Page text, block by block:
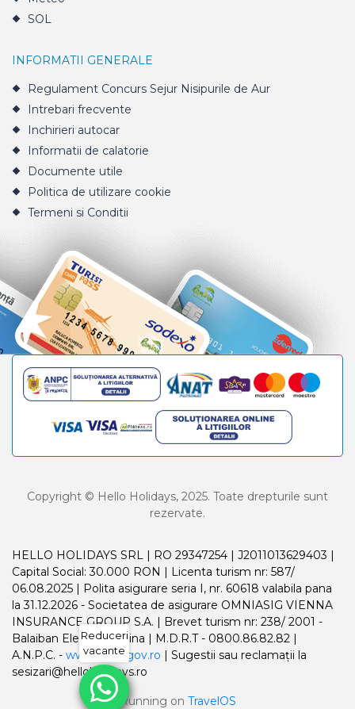
SOL
INFORMATII GENERALE
Regulament Concurs Sejur Nisipurile de Aur
Intrebari frecvente
Inchirieri autocar
Informatii de calatorie
Documente utile
Politica de utilizare cookie
Termeni si Conditii
Copyright © Hello Holidays, 2025. Toate drepturile sunt
rezervate.
HELLO HOLIDAYS SRL | RO 29347254 | J2011013629403 |
Capital Social: 30.000 RON | Licenta turism nr: 587/
06.08.2025 | Polita asigurare seria I, nr. 60618 valabila pana
la 31.12.2026 - Societatea de asigurare OMNIASIG VIENNA
INSURANCE GROUP S.A. | Brevet turism nr: 238/ 2001 -
Balaiban Elena Madalina | M.D.R.T - 0800.86.82.82 |
A.N.P.C. - www.anpc.gov.ro | Sugestii sau reclamații la
sesizari@helloholidays.ro
Running on TravelOS
Reduceri
vacante